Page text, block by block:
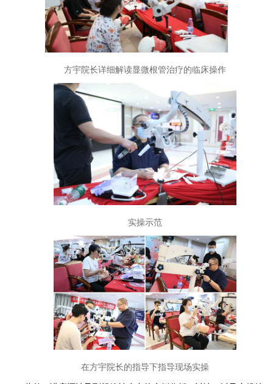
方宇院长详细解读显微根管治疗的临床操作
实操示范
在方宇院长的指导下指导现场实操